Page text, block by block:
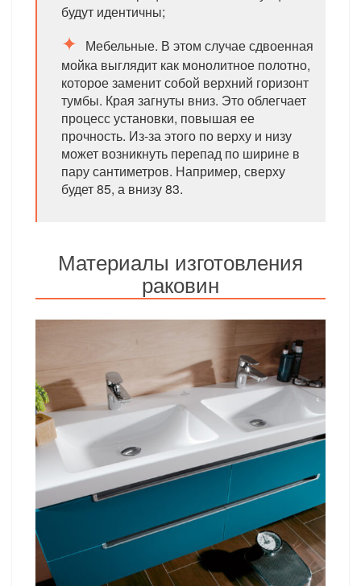
будут идентичны;
Мебельные. В этом случае сдвоенная
мойка выглядит как монолитное полотно,
которое заменит собой верхний горизонт
тумбы. Края загнуты вниз. Это облегчает
процесс установки, повышая ее
прочность. Из-за этого по верху и низу
может возникнуть перепад по ширине в
пару сантиметров. Например, сверху
будет 85, а внизу 83.
Материалы изготовления
раковин